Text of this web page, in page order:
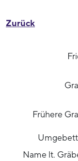
Zurück
Frühere
Name lt.